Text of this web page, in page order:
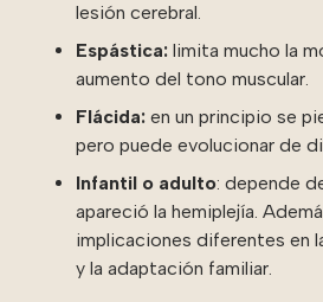
lesión cerebral.
Espástica: limita mucho la
aumento del tono muscular.
Flácida: en un principio se
pero puede evolucionar de
Infantil o adulto: depende
apareció la hemiplejía.
implicaciones diferentes en
y la adaptación familiar.